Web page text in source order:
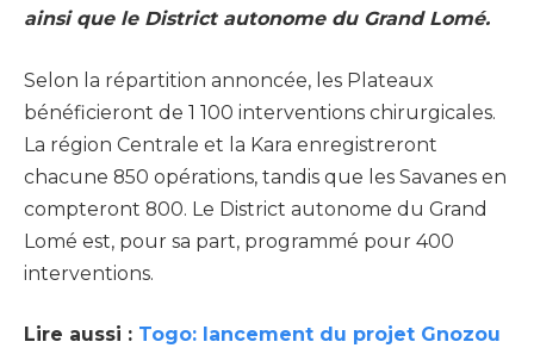
ainsi que le District autonome du Grand Lomé.
Selon la répartition annoncée, les Plateaux
bénéficieront de 1 100 interventions chirurgicales.
La région Centrale et la Kara enregistreront
chacune 850 opérations, tandis que les Savanes en
compteront 800. Le District autonome du Grand
Lomé est, pour sa part, programmé pour 400
interventions.
Lire aussi : Togo: lancement du projet Gnozou